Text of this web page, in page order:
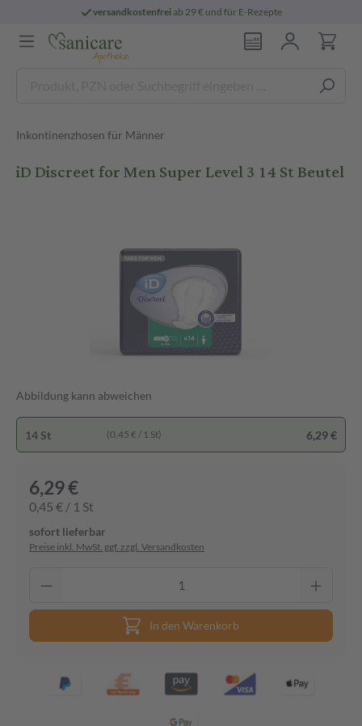
versandkostenfreiab 29 € und für E-Rezepte
Inkontinenzhosen für Männer
iD Discreet for Men Super Level 3 14 St Beutel
Abbildung kann abweichen
14 St (0,45 € / 1 St) 6,29 €
6,29 €
0,45 € / 1 St
sofort lieferbar
Preise inkl. MwSt. ggf. zzgl. Versandkosten
In den Warenkorb